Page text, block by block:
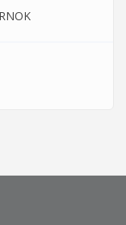
Berettyóújfalu